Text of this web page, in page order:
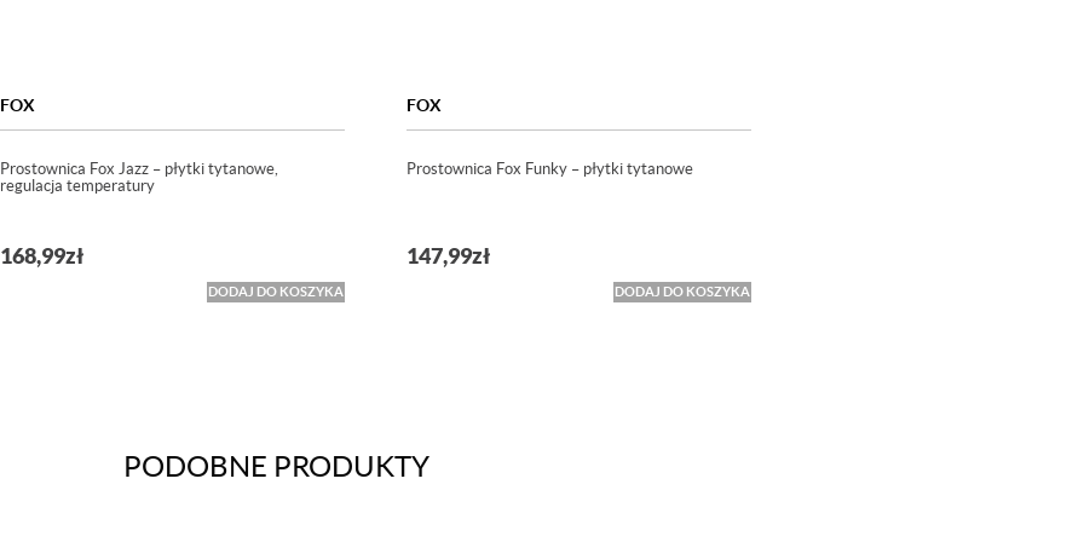
FOX
Prostownica Fox Jazz – płytki tytanowe,
regulacja temperatury
168,99zł
DODAJ DO KOSZYKA
FOX
Prostownica Fox Funky – płytki tytanowe
147,99zł
DODAJ DO KOSZYKA
PODOBNE PRODUKTY